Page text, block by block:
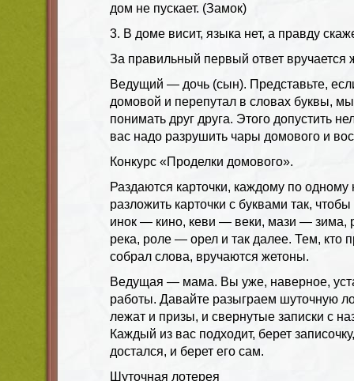
дом не пускает. (Замок)
3. В доме висит, языка нет, а правду
За правильный первый ответ вручается
Ведущий — дочь (сын). Представьте,
домовой и перепутал в словах буквы,
понимать друг друга. Этого допустить
вас надо разрушить чары домового и
Конкурс «Проделки домового».
Раздаются карточки, каждому по
разложить карточки с буквами так,
инок — кино, кеви — веки, мази — зима,
река, роле — орел и так далее. Тем, кто
собрал слова, вручаются жетоны.
Ведущая — мама. Вы уже, наверное,
работы. Давайте разыграем шуточную
лежат и призы, и свернутые записки с
Каждый из вас подходит, берет
достался, и берет его сам.
Шуточная лотерея